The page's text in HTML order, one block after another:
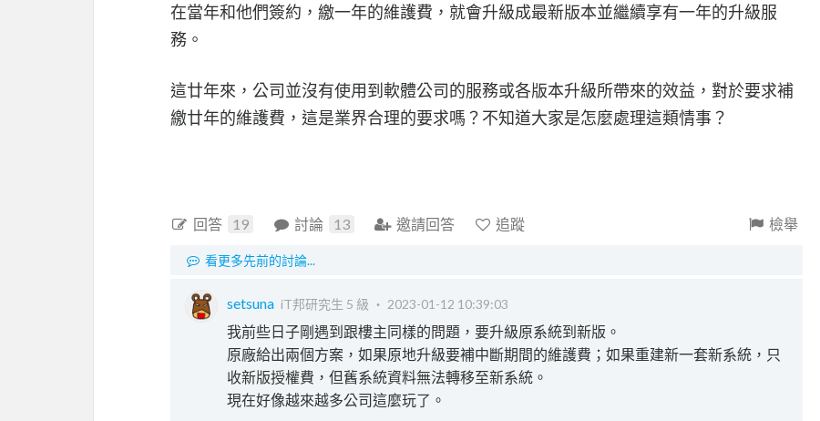
在當年和他們簽約，繳一年的維護費，就會升級成最新版本並繼續享有一年的升級服
務。
這廿年來，公司並沒有使用到軟體公司的服務或各版本升級所帶來的效益，對於要求補
繳廿年的維護費，這是業界合理的要求嗎？不知道大家是怎麼處理這類情事？
回答 19 討論 13 邀請回答 追蹤 檢舉
看更多先前的討論...
setsuna iT邦研究生 5 級 ‧ 2023-01-12 10:39:03
我前些日子剛遇到跟樓主同樣的問題，要升級原系統到新版。
原廠給出兩個方案，如果原地升級要補中斷期間的維護費；如果重建新一套新系統，只
收新版授權費，但舊系統資料無法轉移至新系統。
現在好像越來越多公司這麼玩了。